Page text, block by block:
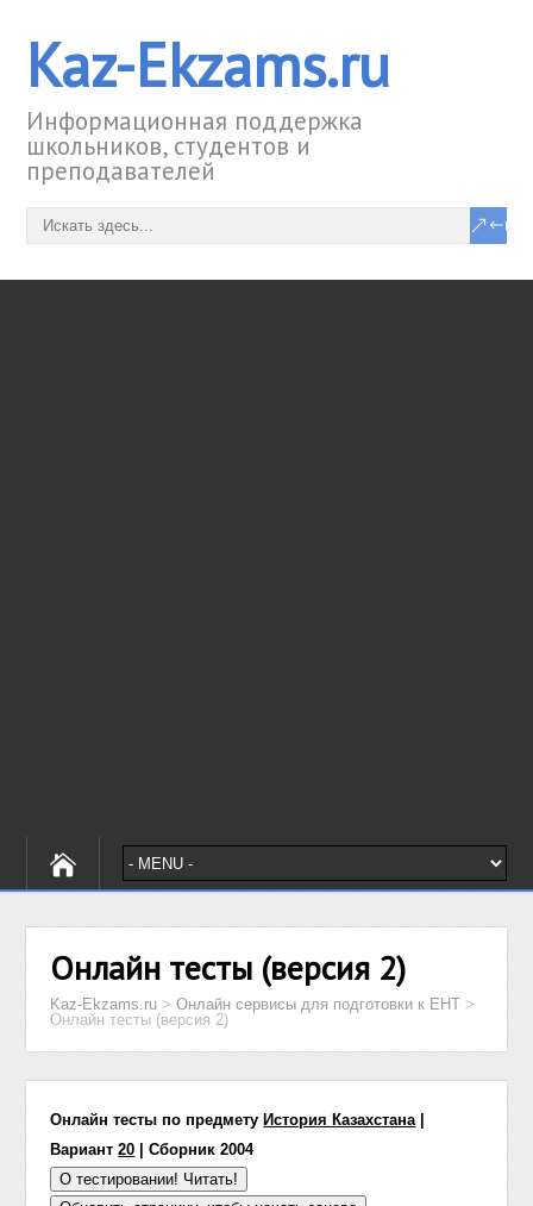
Kaz-Ekzams.ru
Информационная поддержка
школьников, студентов и
преподавателей
Онлайн тесты (версия 2)
Kaz-Ekzams.ru >Онлайн сервисы для подготовки к ЕНТ >
Онлайн тесты (версия 2)
Онлайн тесты по предмету История Казахстана|
Вариант20 | Сборник 2004